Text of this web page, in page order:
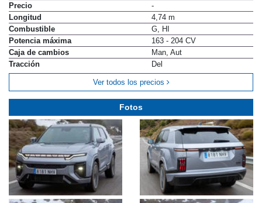
Precio
-
Longitud
4,74 m
Combustible
G, HI
Potencia máxima
163 - 204 CV
Caja de cambios
Man, Aut
Tracción
Del
Ver todos los precios
Fotos